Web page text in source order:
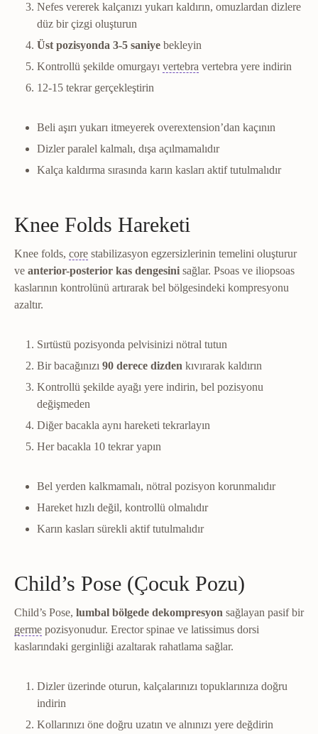
Nefes vererek kalçanızı yukarı kaldırın, omuzlardan dizlere
düz bir çizgi oluşturun
Üst pozisyonda 3-5 saniye bekleyin
Kontrollü şekilde omurgayı vertebra VertebraOmurgayı
vertebra yere indirin
12-15 tekrar gerçekleştirin
Beli aşırı yukarı itmeyerek overextension’dan kaçının
Dizler paralel kalmalı, dışa açılmamalıdır
Kalça kaldırma sırasında karın kasları aktif tutulmalıdır
Knee Folds Hareketi
Knee folds, coreCoreKarın, bel, diyafram ve pelvik tabandan
stabilizasyon egzersizlerinin temelini oluşturur
ve anterior-posterior kas dengesini sağlar. Psoas ve iliopsoas
kaslarının kontrolünü artırarak bel bölgesindeki kompresyonu
azaltır.
Sırtüstü pozisyonda pelvisinizi nötral tutun
Bir bacağınızı 90 derece dizden kıvırarak kaldırın
Kontrollü şekilde ayağı yere indirin, bel pozisyonu
değişmeden
Diğer bacakla aynı hareketi tekrarlayın
Her bacakla 10 tekrar yapın
Bel yerden kalkmamalı, nötral pozisyon korunmalıdır
Hareket hızlı değil, kontrollü olmalıdır
Karın kasları sürekli aktif tutulmalıdır
Child’s Pose (Çocuk Pozu)
Child’s Pose, lumbal bölgede dekompresyon sağlayan pasif bir
germeGermeKas ve bağ dokusunun kontrollü uzatılarak esnekliğin
pozisyonudur. Erector spinae ve latissimus dorsi
kaslarındaki gerginliği azaltarak rahatlama sağlar.
Dizler üzerinde oturun, kalçalarınızı topuklarınıza doğru
indirin
Kollarınızı öne doğru uzatın ve alnınızı yere değdirin